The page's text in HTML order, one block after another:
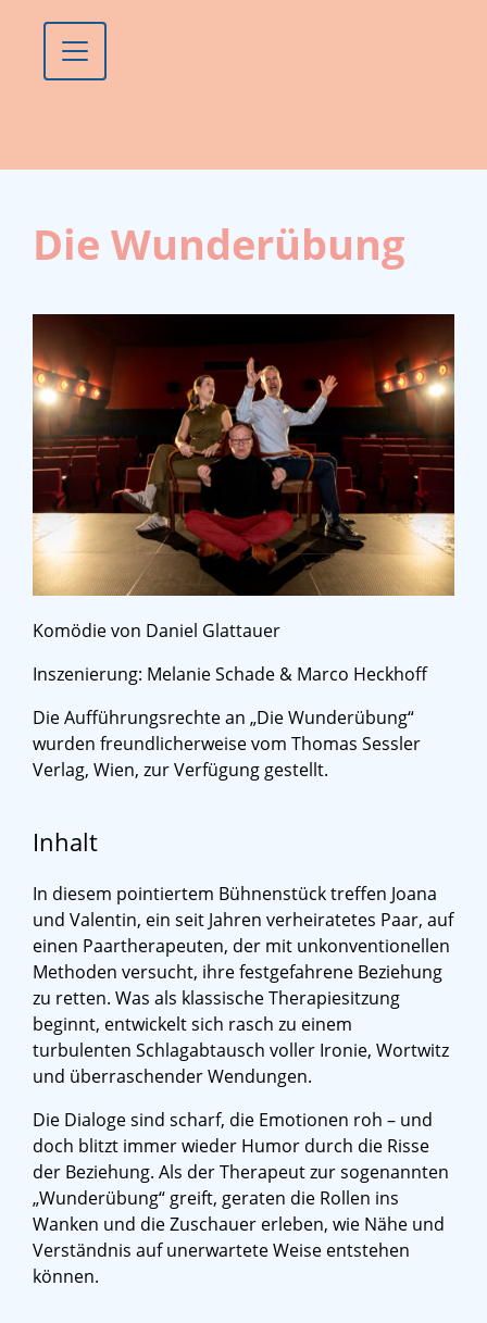
Die Wunderübung
Komödie von Daniel Glattauer
Inszenierung: Melanie Schade & Marco Heckhoff
Die Aufführungsrechte an „Die Wunderübung“
wurden freundlicherweise vom Thomas Sessler
Verlag, Wien, zur Verfügung gestellt.
Inhalt
In diesem pointiertem Bühnenstück treffen Joana
und Valentin, ein seit Jahren verheiratetes Paar, auf
einen Paartherapeuten, der mit unkonventionellen
Methoden versucht, ihre festgefahrene Beziehung
zu retten. Was als klassische Therapiesitzung
beginnt, entwickelt sich rasch zu einem
turbulenten Schlagabtausch voller Ironie, Wortwitz
und überraschender Wendungen.
Die Dialoge sind scharf, die Emotionen roh – und
doch blitzt immer wieder Humor durch die Risse
der Beziehung. Als der Therapeut zur sogenannten
„Wunderübung“ greift, geraten die Rollen ins
Wanken und die Zuschauer erleben, wie Nähe und
Verständnis auf unerwartete Weise entstehen
können.